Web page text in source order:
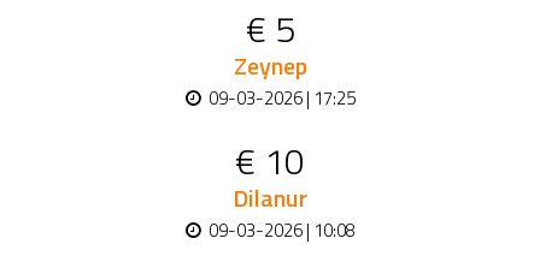
€ 5
Zeynep
09-03-2026 | 17:25
€ 10
Dilanur
09-03-2026 | 10:08